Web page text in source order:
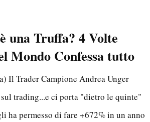
una Truffa? 4 Volte
Mondo Confessa tutto
Il Trader Campione Andrea Unger
trading...e ci porta "dietro le quinte"
ha permesso di fare +672% in un anno